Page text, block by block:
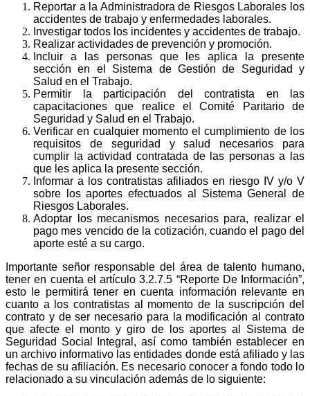
Reportar a la Administradora de Riesgos Laborales los
accidentes de trabajo y enfermedades laborales.
Investigar todos los incidentes y accidentes de trabajo.
Realizar actividades de prevención y promoción.
Incluir a las personas que les aplica la presente
sección en el Sistema de Gestión de Seguridad y
Salud en el Trabajo.
Permitir la participación del contratista en las
capacitaciones que realice el Comité Paritario de
Seguridad y Salud en el Trabajo.
Verificar en cualquier momento el cumplimiento de los
requisitos de seguridad y salud necesarios para
cumplir la actividad contratada de las personas a las
que les aplica la presente sección.
Informar a los contratistas afiliados en riesgo IV y/o V
sobre los aportes efectuados al Sistema General de
Riesgos Laborales.
Adoptar los mecanismos necesarios para, realizar el
pago mes vencido de la cotización, cuando el pago del
aporte esté a su cargo.
Importante señor responsable del área de talento humano,
tener en cuenta el artículo 3.2.7.5 “Reporte De Información”,
esto le permitirá tener en cuenta información relevante en
cuanto a los contratistas al momento de la suscripción del
contrato y de ser necesario para la modificación al contrato
que afecte el monto y giro de los aportes al Sistema de
Seguridad Social Integral, así como también establecer en
un archivo informativo las entidades donde está afiliado y las
fechas de su afiliación. Es necesario conocer a fondo todo lo
relacionado a su vinculación además de lo siguiente: